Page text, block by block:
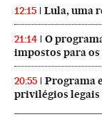
12:15 Lula, uma
21:14
O
impostos para
20:55
Programa
privilégios legais